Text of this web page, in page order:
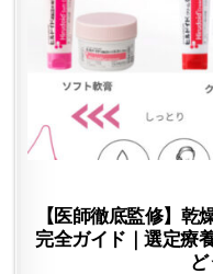
【医師徹底監修】乾
完全ガイド｜選定療